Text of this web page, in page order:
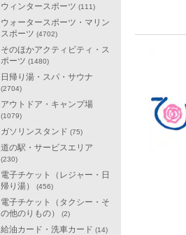
ウィンタースポーツ (111)
ウォータースポーツ・マリン
スポーツ (4702)
そのほかアクティビティ・ス
ポーツ (1480)
日帰り湯・スパ・サウナ
(2704)
アウトドア・キャンプ場
(1079)
ガソリンスタンド (75)
道の駅・サービスエリア
(230)
電子チケット（レジャー・日
帰り湯）
(456)
電子チケット（タクシー・そ
の他のりもの）
(2)
給油カード・洗車カード (14)